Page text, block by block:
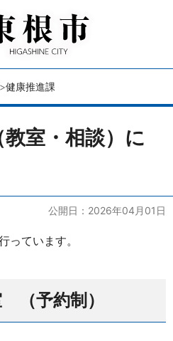
健康推進課
室・相談）に
公開日：2026年04月01日
っています。
（予約制）